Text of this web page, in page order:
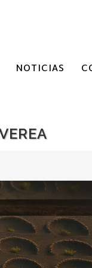
NOTICIAS